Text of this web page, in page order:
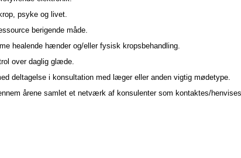
psyke og livet.
berigende måde.
healende hænder og/eller fysisk kropsbehandling.
over daglig glæde.
deltagelse i konsultation med læger eller anden vigtig mødetype.
årene samlet et netværk af konsulenter som kontaktes/